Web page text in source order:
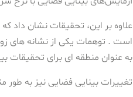
علاوه بر این، تحقیقات نشان داد
است . توهمات یکی از نشانه های
به عنوان منطقه ای برای تحقیقات
تغییرات بینایی فضایی نیز به طور